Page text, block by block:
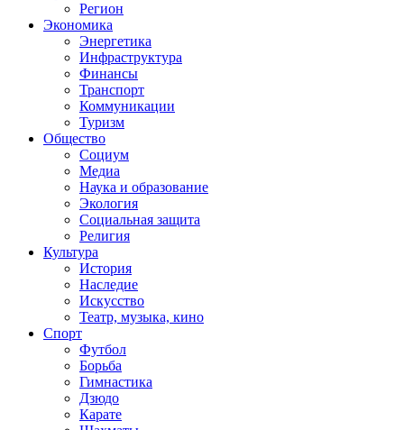
Регион
Экономика
Энергетика
Инфраструктура
Финансы
Транспорт
Коммуникации
Туризм
Общество
Социум
Медиа
Наука и образование
Экология
Социальная защита
Религия
Культура
История
Наследие
Искусство
Театр, музыка, кино
Спорт
Футбол
Борьба
Гимнастика
Дзюдо
Карате